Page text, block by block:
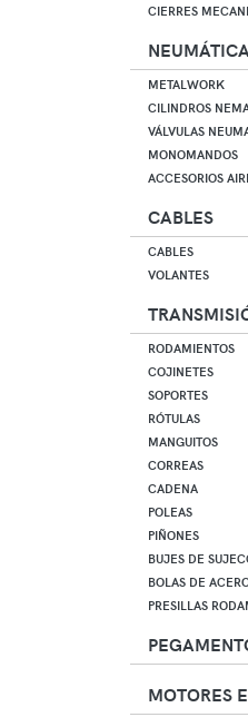
CIERRES
NEUMÁTICA
METALWORK
CILINDROS
VÁLVULAS
MONOMANDOS
ACCESORIOS
CABLES
CABLES
VOLANTES
RODAMIENTOS
COJINETES
SOPORTES
RÓTULAS
MANGUITOS
CORREAS
CADENA
POLEAS
PIÑONES
BUJES DE
BOLAS DE
PRESILLAS
MOTORES